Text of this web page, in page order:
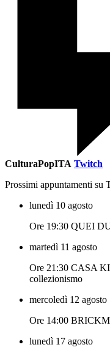
CulturaPopITA Twitch
Prossimi appuntamenti su
lunedì 10 agosto
Ore 19:30 QUEI
martedì 11 agosto
Ore 21:30 CASA
collezionismo
mercoledì 12 agosto
Ore 14:00
lunedì 17 agosto